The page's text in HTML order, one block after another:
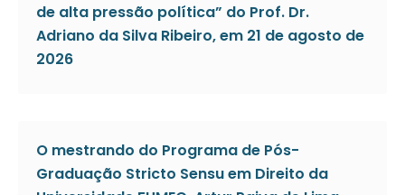
de alta pressão política” do Prof. Dr.
Adriano da Silva Ribeiro, em 21 de agosto de
2026
O mestrando do Programa de Pós-
Graduação Stricto Sensu em Direito da